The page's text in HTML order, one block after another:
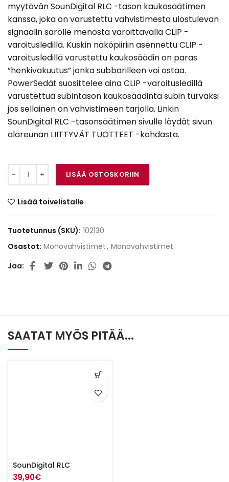
myytävän SounDigital RLC -tason kaukosäätimen
kanssa, joka on varustettu vahvistimesta ulostulevan
signaalin särölle menosta varoittavalla CLIP -
varoitusledillä. Kuskin näköpiiriin asennettu CLIP -
varoitusledillä varustettu kaukosäädin on paras
”henkivakuutus” jonka subbarilleen voi ostaa.
PowerSedät suosittelee aina CLIP -varoitusledillä
varustettua subintason kaukosäädintä subin turvaksi
jos sellainen on vahvistimeen tarjolla. Linkin
SounDigital RLC -tasonsäätimen sivulle löydät sivun
alareunan LIITTYVÄT TUOTTEET -kohdasta.
SounDigital 5000.1 EVO5 – 2 Ohm määrä
LISÄÄ OSTOSKORIIN
Lisää toivelistalle
Tuotetunnus (SKU): 102130
Osastot: Monovahvistimet, Monovahvistimet
Jaa
SAATAT MYÖS PITÄÄ...
SounDigital RLC
39,90€